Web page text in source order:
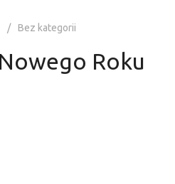
Bez kategorii
Roku